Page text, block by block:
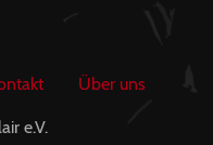
Über uns
e.V.